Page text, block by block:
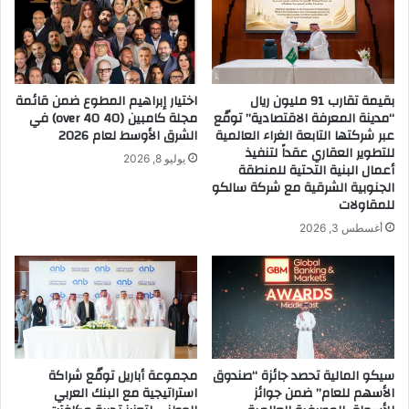
م
ل
ك
ة
ل
ل
ت
س
ق
ل
ر
ب
ي
ا
ل
ل
ت
ص
م
ي
م
بقيمة تقارب 91 مليون ريال
“مدينة المعرفة الاقتصادية” توقّع
عبر شركتها التابعة الغراء العالمية
للتطوير العقاري عقداً لتنفيذ
أعمال البنية التحتية للمنطقة
الجنوبية الشرقية مع شركة سالكو
للمقاولات
أغسطس 3, 2026
اختيار إبراهيم المطوع ضمن قائمة
مجلة كامبين (40 over 40) في
الشرق الأوسط لعام 2026
يوليو 8, 2026
سيكو المالية تحصد جائزة “صندوق
الأسهم للعام” ضمن جوائز
مجموعة أباريل توقّع شراكة
استراتيجية مع البنك العربي